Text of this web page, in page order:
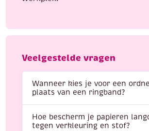
Veelgestelde vragen
Wanneer kies je voor een
plaats van een ringband?
Hoe bescherm je papieren
tegen verkleuring en stof?